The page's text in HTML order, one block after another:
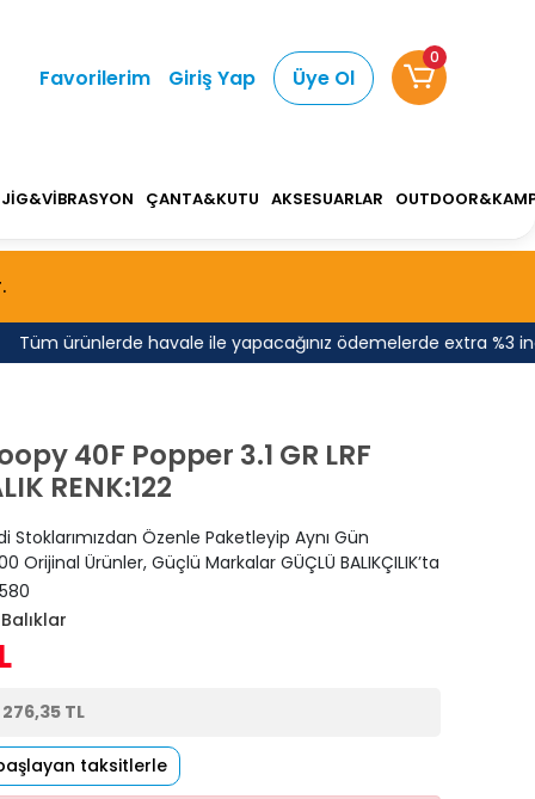
ürünlerde havale ile yapacağınız ödemelerde extra %3 indirim
Favorilerim Giriş Yap Üye Ol
0
JİG&VİBRASYON ÇANTA&KUTU AKSESUARLAR
40F Popper 3.1 GR LRF
RENK:122
Stoklarımızdan Özenle Paketleyip Aynı Gün
Orijinal Ürünler, Güçlü Markalar GÜÇLÜ BALIKÇILIK’ta
276,35 TL
taksitlerle